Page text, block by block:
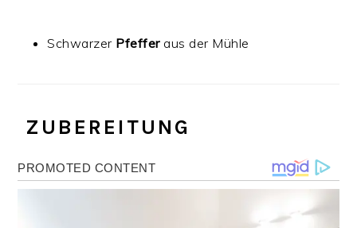
Schwarzer Pfefferaus der Mühle
‍ ZUBEREITUNG